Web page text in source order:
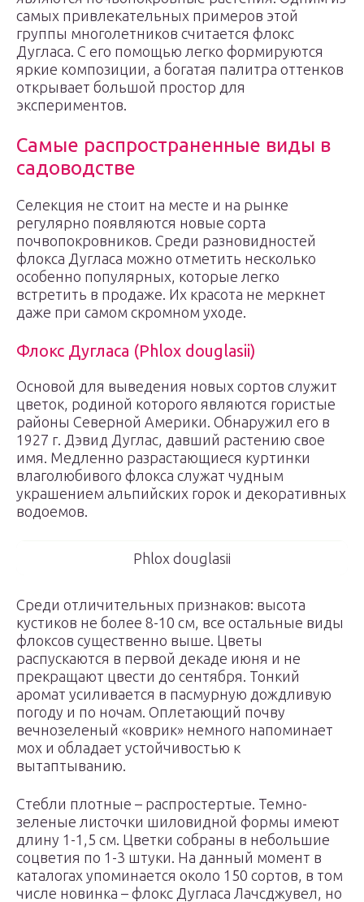
самых привлекательных примеров этой
группы многолетников считается флокс
Дугласа. С его помощью легко формируются
яркие композиции, а богатая палитра оттенков
открывает большой простор для
экспериментов.
Самые распространенные виды в
садоводстве
Селекция не стоит на месте и на рынке
регулярно появляются новые сорта
почвопокровников. Среди разновидностей
флокса Дугласа можно отметить несколько
особенно популярных, которые легко
встретить в продаже. Их красота не меркнет
даже при самом скромном уходе.
Флокс Дугласа (Phlox douglasii)
Основой для выведения новых сортов служит
цветок, родиной которого являются гористые
районы Северной Америки. Обнаружил его в
1927 г. Дэвид Дуглас, давший растению свое
имя. Медленно разрастающиеся куртинки
влаголюбивого флокса служат чудным
украшением альпийских горок и декоративных
водоемов.
Phlox douglasii
Среди отличительных признаков: высота
кустиков не более 8-10 см, все остальные виды
флоксов существенно выше. Цветы
распускаются в первой декаде июня и не
прекращают цвести до сентября. Тонкий
аромат усиливается в пасмурную дождливую
погоду и по ночам. Оплетающий почву
вечнозеленый «коврик» немного напоминает
мох и обладает устойчивостью к
вытаптыванию.
Стебли плотные – распростертые. Темно-
зеленые листочки шиловидной формы имеют
длину 1-1,5 см. Цветки собраны в небольшие
соцветия по 1-3 штуки. На данный момент в
каталогах упоминается около 150 сортов, в том
числе новинка – флокс Дугласа Лачсджувел, но